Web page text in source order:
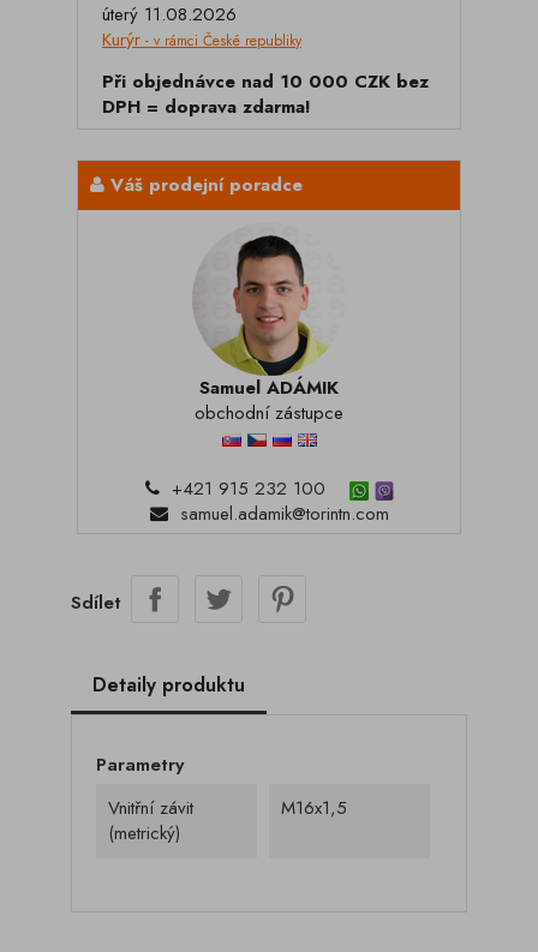
úterý 11.08.2026
Kurýr - v rámci České republiky
Při objednávce nad 10 000 CZK bez
DPH = doprava zdarma!
Váš prodejní poradce
Samuel ADÁMIK
obchodní zástupce
+421 915 232 100
samuel.adamik@torintn.com
Sdílet
Detaily produktu
Parametry
Vnitřní závit
(metrický)
M16x1,5